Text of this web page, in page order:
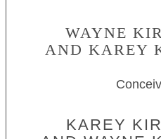
WAYNE
AND KAREY
KAREY